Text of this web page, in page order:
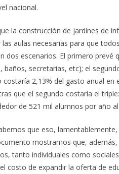
nacional.
la construcción de jardines de
aulas necesarias para que
dos escenarios. El primero prevé
baños, secretarias, etc); el
2,13% del gasto anual
que el segundo costaría el
de 521 mil alumnos por año
que eso,
mostramos que, además,
tanto individuales como
costo de expandir la oferta de